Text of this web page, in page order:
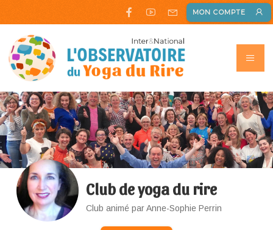
MON COMPTE
Club de yoga du rire
Club animé par Anne-Sophie Perrin